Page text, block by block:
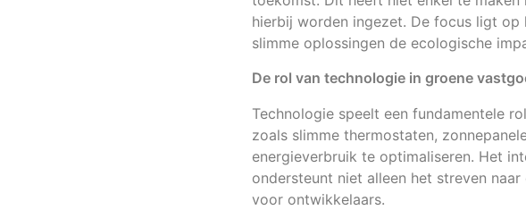
hierbij worden ingezet. De focus ligt op
slimme oplossingen de ecologische
De rol van technologie in groene
Technologie speelt een fundamentele
zoals slimme thermostaten,
energieverbruik te optimaliseren. Het
ondersteunt niet alleen het streven
voor ontwikkelaars.